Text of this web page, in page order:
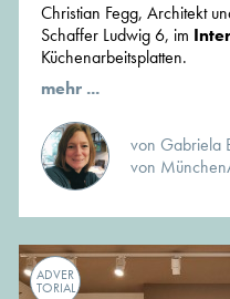
Christian Fegg, Architekt
Schaffer Ludwig 6, im
Küchenarbeitsplatten.
mehr ...
von Gabriela
von
ADVER
TORIAL